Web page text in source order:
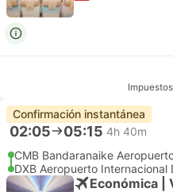
Confirmación instantánea
02:05 05:15 4h 40m
CMB Bandaranaike
DXB Aeropuerto Internacional
Económica |